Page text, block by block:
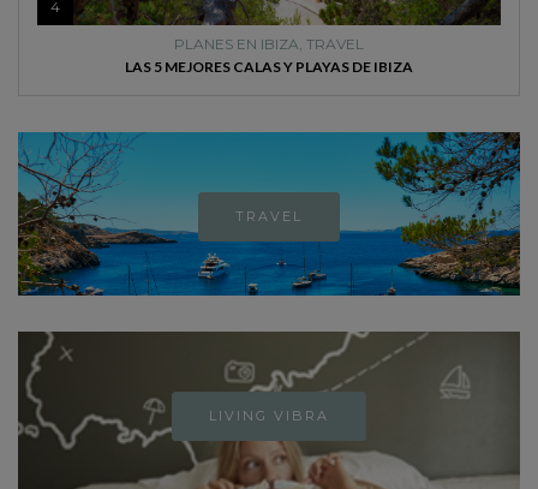
4
PLANES EN IBIZA, TRAVEL
LAS 5 MEJORES CALAS Y PLAYAS DE IBIZA
TRAVEL
LIVING VIBRA